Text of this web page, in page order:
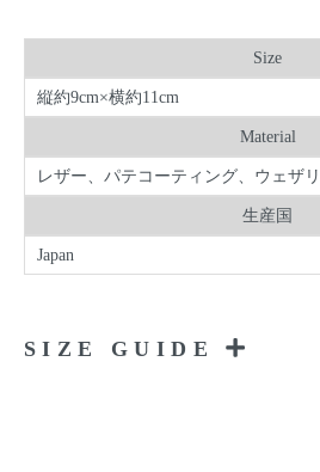
Size
縦約9cm×横約11cm
Material
レザー、パテコーティング、ウェザ
生産国
Japan
SIZE GUIDE